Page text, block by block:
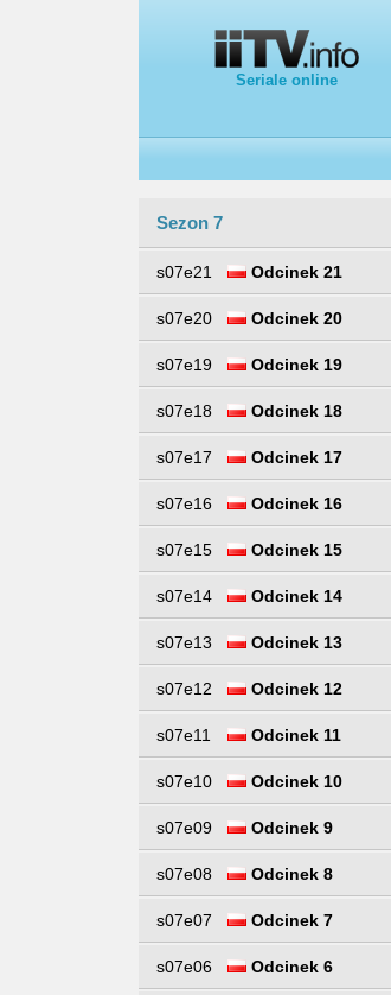
Seriale online
Sezon 7
s07e21 Odcinek 21
s07e20 Odcinek 20
s07e19 Odcinek 19
s07e18 Odcinek 18
s07e17 Odcinek 17
s07e16 Odcinek 16
s07e15 Odcinek 15
s07e14 Odcinek 14
s07e13 Odcinek 13
s07e12 Odcinek 12
s07e11 Odcinek 11
s07e10 Odcinek 10
s07e09 Odcinek 9
s07e08 Odcinek 8
s07e07 Odcinek 7
s07e06 Odcinek 6